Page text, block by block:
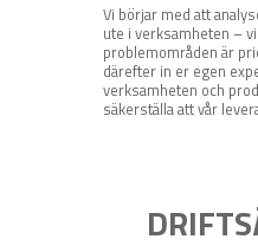
Vi börjar med att
ute i verksamheten –
problemområden är
därefter in er egen
verksamheten och
säkerställa att vår